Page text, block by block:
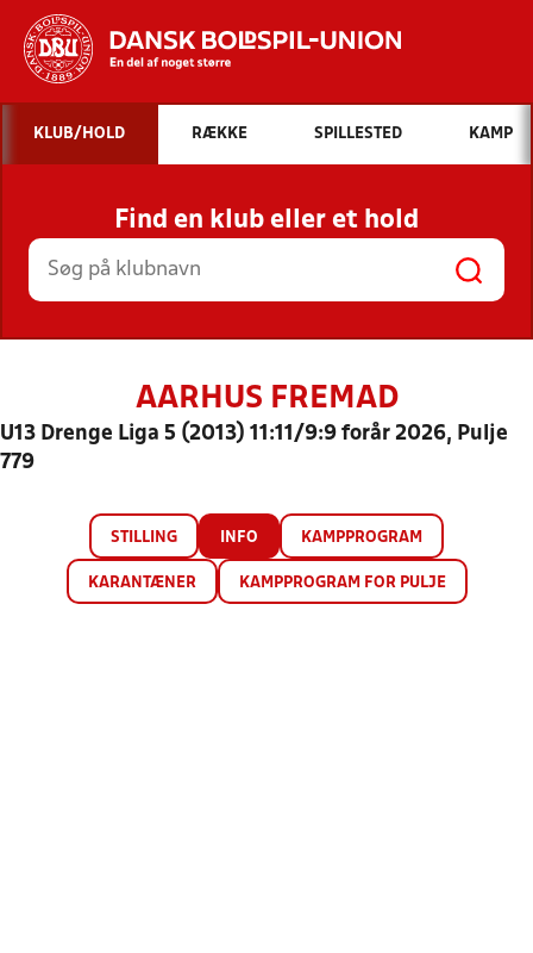
Hvad vil du søge efter?
INDHOLD OG NYHEDER
STILLINGER, RESULTATER, KLUBBER OG
HOLD
KLUB/HOLD RÆKKE SPILLESTED KAMP
Find en klub eller et hold
AARHUS FREMAD
U13 Drenge Liga 5 (2013) 11:11/9:9 forår 2026, Pulje
779
STILLING INFO KAMPPROGRAM
KARANTÆNER KAMPPROGRAM FOR PULJE